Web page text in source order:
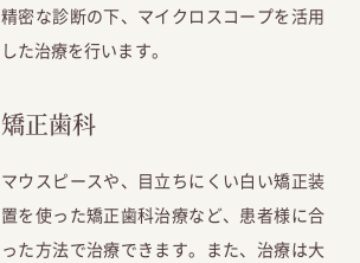
精密な診断の下、マイクロスコープを活用
した治療を行います。
矯正歯科
マウスピースや、目立ちにくい白い矯正装
置を使った矯正歯科治療など、患者様に合
った方法で治療できます。また、治療は大